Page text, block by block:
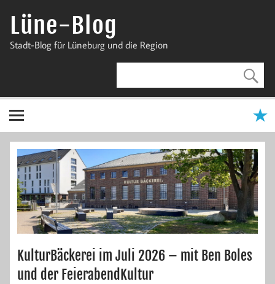
InhaltLüne-Blog
Stadt-Blog für Lüneburg und die Region
KulturBäckerei im Juli 2026 – mit Ben Boles
und der FeierabendKultur